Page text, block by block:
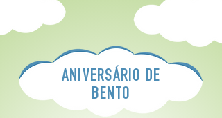
ANIVERSÁRIO DE
BENTO